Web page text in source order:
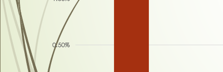
Reports
Projects in progres
Implemented projects
Best parctices
Governance transparency
Sociometric Laboratory